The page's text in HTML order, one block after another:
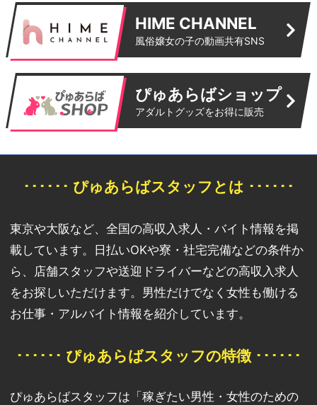
HIME CHANNEL
風俗嬢女の子の動画共有SNS
ぴゅあらばショップ
アダルトグッズをお得に販売
･･････ ぴゅあらばスタッフとは ･･････
東京や大阪など、全国の高収入求人・バイト情報を掲
載しています。日払いOKや寮・社宅完備などの条件か
ら、店舗スタッフや送迎ドライバーなどの高収入求人
をお探しいただけます。男性だけでなく女性も働ける
お仕事・アルバイト情報を紹介しています。
･･････ ぴゅあらばスタッフの特徴 ･･････
ぴゅあらばスタッフは「稼ぎたい男性・女性のための